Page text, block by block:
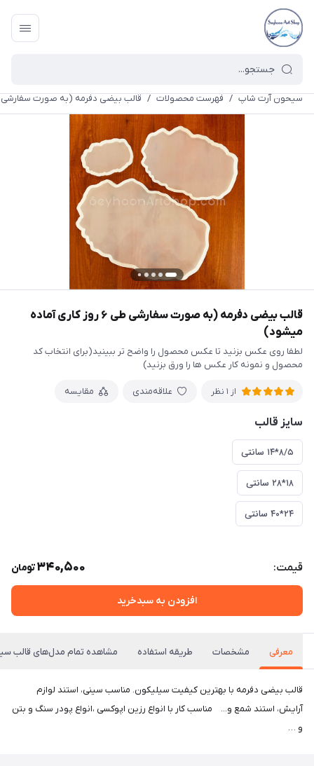
سیحون آرت شاپ / فهرست محصولات / قالب بیضی دفرمه (به صورت سفارشی طی ۶ روز کاری آماده
قالب بیضی دفرمه (به صورت سفارشی طی ۶ روز کاری آماده
میشود)
لطفا روی عکس بزنید تا عکس محصول را واضح تر ببینید(برای انتخاب کد
محصول و نمونه کار عکس ها را ورق بزنید)
از 1 نظر علاقه‌مندی مقایسه
سایز قالب
۸/۵*۱۴ سانتی
۱۸*۲۸ سانتی
۲۴*۴۰ سانتی
قیمت: 340,500تومان
افزودن به سبدخرید
معرفی مشخصات طریقه استفاده مشاهده تمام مدل‌های قالب
قالب بیضی دفرمه با بهترین کیفیت سیلیکون. مناسب سینی، استند لوازم
آرایش، استند شمع و... مناسب کار با انواع رزین اپوکسی ،انواع پودر سنگ و بتن
و …